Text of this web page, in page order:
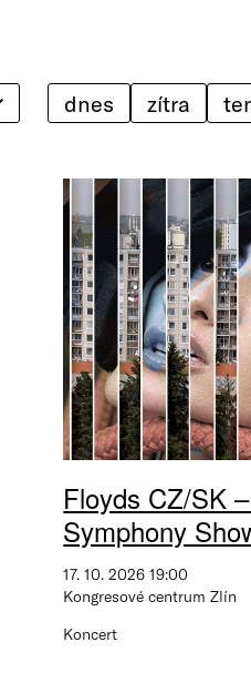
dnes zítra
Floyds CZ/SK
Symphony
17. 10. 2026 19:00
Kongresové centrum Zlín
Koncert